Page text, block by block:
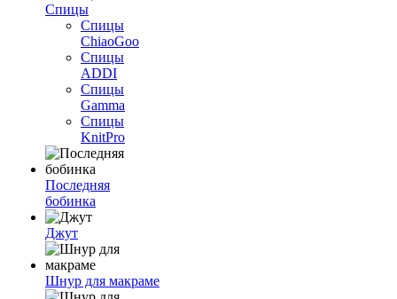
Спицы
Спицы
ChiaoGoo
Спицы
ADDI
Спицы
Gamma
Спицы
KnitPro
Последняя
бобинка
Джут
Шнур для макраме